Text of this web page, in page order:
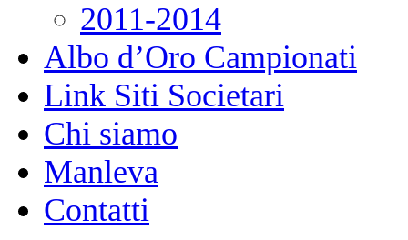
2011-2014
Albo d’Oro Campionati
Link Siti Societari
Chi siamo
Manleva
Contatti